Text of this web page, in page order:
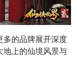
的品牌展开深度
地上的仙境风景与